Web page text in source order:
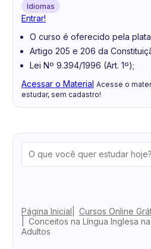
Idiomas
Entrar!
O curso é oferecido pela
Artigo 205 e 206 da
Lei Nº 9.394/1996 (Art. 1º);
Acessar o Material Acesse o
estudar, sem cadastro!
Página Inicial Cursos Online
Conceitos na Língua Inglesa
Adultos